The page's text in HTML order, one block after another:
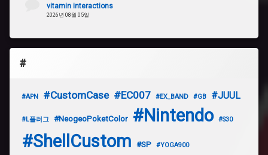
vitamin interactions
2026년 08월 05일
#
#APN #CustomCase #EC007 #EX_BAND #GB #JUUL
#L플러그 #NeogeoPoketColor #Nintendo #S30
#ShellCustom #SP #YOGA900